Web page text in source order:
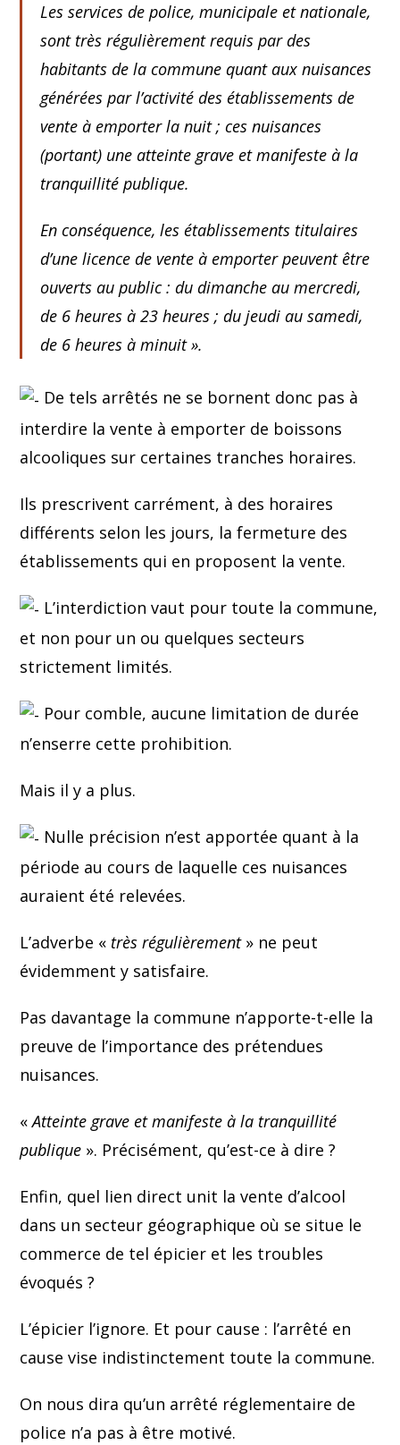
Les services de police, municipale et nationale,
sont très régulièrement requis par des
habitants de la commune quant aux nuisances
générées par l’activité des établissements de
vente à emporter la nuit ; ces nuisances
(portant) une atteinte grave et manifeste à la
tranquillité publique.
En conséquence, les établissements titulaires
d’une licence de vente à emporter peuvent être
ouverts au public : du dimanche au mercredi,
de 6 heures à 23 heures ; du jeudi au samedi,
de 6 heures à minuit».
De tels arrêtés ne se bornent donc pas à
interdire la vente à emporter de boissons
alcooliques sur certaines tranches horaires.
Ils prescrivent carrément, à des horaires
différents selon les jours, la fermeture des
établissements qui en proposent la vente.
L’interdiction vaut pour toute la commune,
et non pour un ou quelques secteurs
strictement limités.
Pour comble, aucune limitation de durée
n’enserre cette prohibition.
Mais il y a plus.
Nulle précision n’est apportée quant à la
période au cours de laquelle ces nuisances
auraient été relevées.
L’adverbe « très régulièrement» ne peut
évidemment y satisfaire.
Pas davantage la commune n’apporte-t-elle la
preuve de l’importance des prétendues
nuisances.
«Atteinte grave et manifeste à la tranquillité
publique ». Précisément, qu’est-ce à dire ?
Enfin, quel lien direct unit la vente d’alcool
dans un secteur géographique où se situe le
commerce de tel épicier et les troubles
évoqués ?
L’épicier l’ignore. Et pour cause : l’arrêté en
cause vise indistinctement toute la commune.
On nous dira qu’un arrêté réglementaire de
police n’a pas à être motivé.